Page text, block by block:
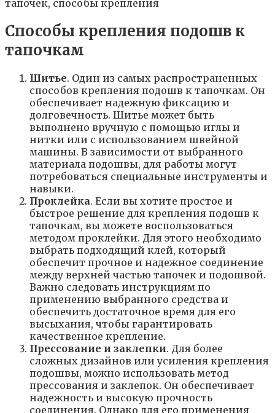
Способы крепления подошв к
тапочкам
Шитье. Один из самых распространенных
способов крепления подошв к тапочкам. Он
обеспечивает надежную фиксацию и
долговечность. Шитье может быть
выполнено вручную с помощью иглы и
нитки или с использованием швейной
машины. В зависимости от выбранного
материала подошвы, для работы могут
потребоваться специальные инструменты и
навыки.
Проклейка. Если вы хотите простое и
быстрое решение для крепления подошв к
тапочкам, вы можете воспользоваться
методом проклейки. Для этого необходимо
выбрать подходящий клей, который
обеспечит прочное и надежное соединение
между верхней частью тапочек и подошвой.
Важно следовать инструкциям по
применению выбранного средства и
обеспечить достаточное время для его
высыхания, чтобы гарантировать
качественное крепление.
Прессование и заклепки. Для более
сложных дизайнов или усиления крепления
подошвы, можно использовать метод
прессования и заклепок. Он обеспечивает
надежность и высокую прочность
соединения. Однако для его применения